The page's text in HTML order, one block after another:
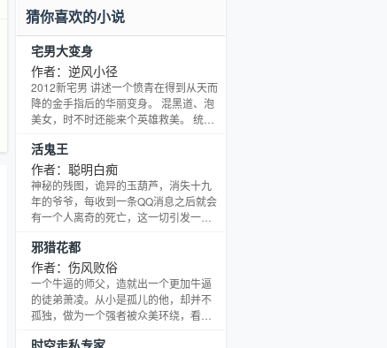
（73219656）由死亡小子提供
猜你喜欢的小说
宅男大变身
作者：逆风小径
2012新宅男 讲述一个愤青在得到从天而
降的金手指后的华丽变身。 混黑道、泡
美女，时不时还能来个英雄救美。 统一
属于自己的天空。 既然社会缺乏正义！
那就给你看看什么叫正义！
活鬼王
作者：聪明白痴
神秘的残图，诡异的玉葫芦，消失十九
年的爷爷，每收到一条QQ消息之后就会
有一个人离奇的死亡，这一切引发一段
相，不得不展开一系列离奇而惊险的探
寻之旅。看似被动，却恰恰又事成必
然。从闹鬼的宿舍到深山鬼村，再到美
国的鬼镇。行走在神秘莫测的北纬30
度，一次次游离在生死边缘，我成了一
能撞鬼，这究竟有人故意安排？还是上
邪猎花都
作者：伤风败俗
一个牛逼的师父，造就出一个更加牛逼
的徒弟萧凌。从小是孤儿的他，却并不
孤独，做为一个强者被众美环绕，看他
时空走私专家